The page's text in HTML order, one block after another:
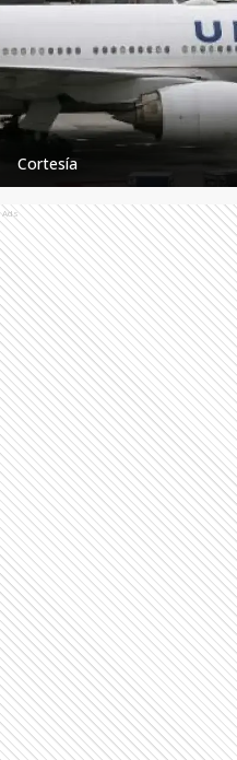
Cortesía
Ads